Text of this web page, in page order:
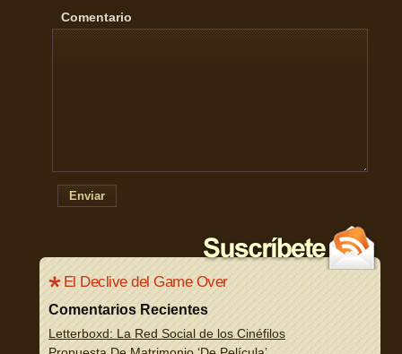
Comentario
Enviar
El Declive del Game Over
Comentarios Recientes
Letterboxd: La Red Social de los Cinéfilos